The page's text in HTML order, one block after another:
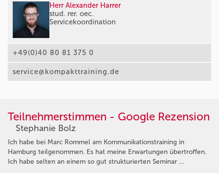
Herr Alexander Harrer
stud. rer. oec.
Servicekoordination
+49(0)40 80 81 375 0
service@kompakttraining.de
Teilnehmerstimmen - Google Rezension
Stephanie Bolz
Ich habe bei Marc Rommel am Kommunikationstraining in
Hamburg teilgenommen. Es hat meine Erwartungen übertroffen.
Ich habe selten an einem so gut strukturierten Seminar …